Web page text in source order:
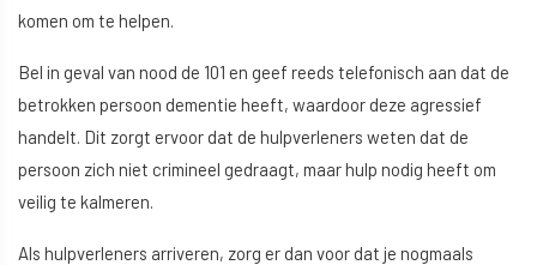
komen om te helpen.
Bel in geval van nood de 101 en geef reeds telefonisch aan dat de
betrokken persoon dementie heeft, waardoor deze agressief
handelt. Dit zorgt ervoor dat de hulpverleners weten dat de
persoon zich niet crimineel gedraagt, maar hulp nodig heeft om
veilig te kalmeren.
Als hulpverleners arriveren, zorg er dan voor dat je nogmaals